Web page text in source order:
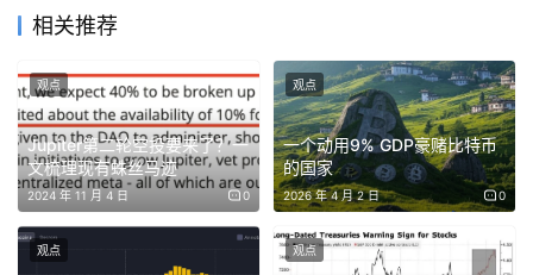
元。BTC 同期第一次冲 6.4 万美元的中期顶。BTC 回调到
3 万，ZEC 回到 100。
2021 年第四季度，ZEC 又从 100 美元拉到 290 美元。
BTC 那一波最终见顶 6.9 万。之后两个一起进入了长达三
年的熊市。
现在这一轮，ZEC 从 53 拉到 600+，BTC 正在 12.5 万到
相关推荐
Jupiter第二轮空投要来了？一
文梳理现有蛛丝马迹
2024 年 11 月 4 日 0
观点
一个动用9% GDP豪赌比特币
的国家
2026 年 4 月 2 日 0
观点
观点 观点